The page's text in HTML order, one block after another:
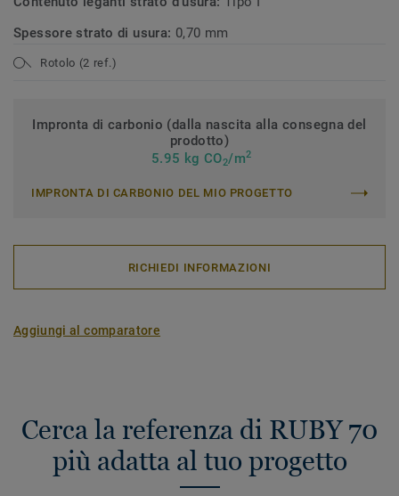
Spessore strato di usura: 0,70 mm
Rotolo (2 ref.)
Impronta di carbonio (dalla nascita alla consegna del
prodotto)
5.95 kg CO2/m2
IMPRONTA DI CARBONIO DEL MIO PROGETTO
RICHIEDI INFORMAZIONI
Aggiungi al comparatore
Cerca la referenza di RUBY 70
più adatta al tuo progetto